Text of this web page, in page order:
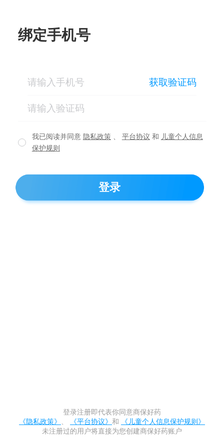
绑定手机号
获取验证码
我已阅读并同意 隐私政策、 平台协议 和 儿童个人信息
保护规则
登录
登录注册即代表你同意商保好药
《隐私政策》
《平台协议》 和
《儿童个人信息保护规则》
未注册过的用户将直接为您创建商保好药账户